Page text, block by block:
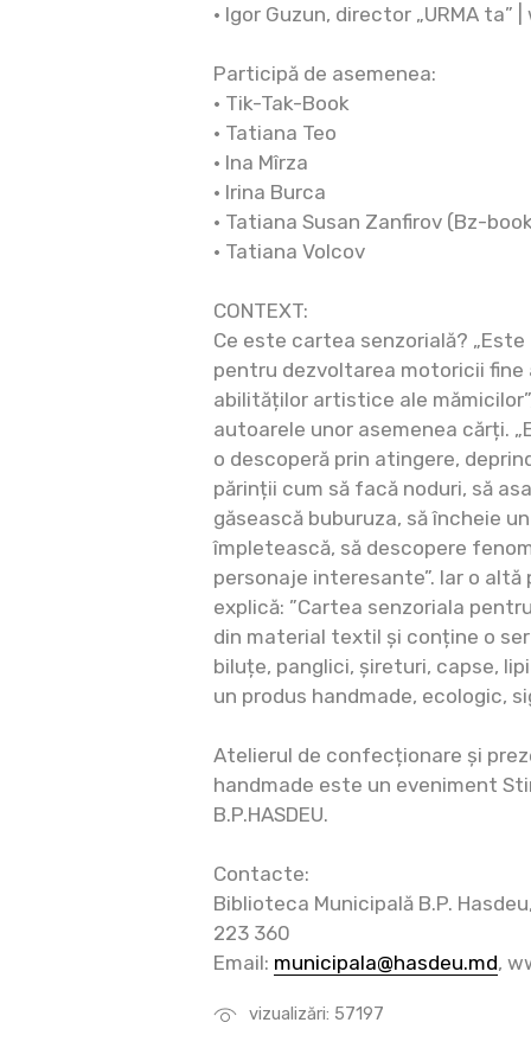
vizualizări: 57197
• Igor Guzun, director „URMA
Participă de asemenea:
• Tik-Tak-Book
• Tatiana Teo
• Ina Mîrza
• Irina Burca
• Tatiana Susan Zanfirov (Bz-
• Tatiana Volcov
CONTEXT:
Ce este cartea senzorială?
pentru dezvoltarea motoricii
abilităților artistice ale
autoarele unor asemenea cărți.
o descoperă prin atingere,
părinții cum să facă noduri, să
găsească buburuza, să încheie
împletească, să descopere
personaje interesante”. Iar o
explică: ”Cartea senzoriala
din material textil și conține o
biluțe, panglici, șireturi, capse,
un produs handmade, ecologic,
Atelierul de confecționare și
handmade este un eveniment
B.P.HASDEU.
Contacte:
Biblioteca Municipală B.P.
223 360
Email: municipala@hasdeu.md,